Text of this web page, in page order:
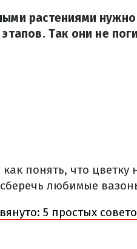
растениями нужно
Так они не
как понять, что
любимые
5 простых